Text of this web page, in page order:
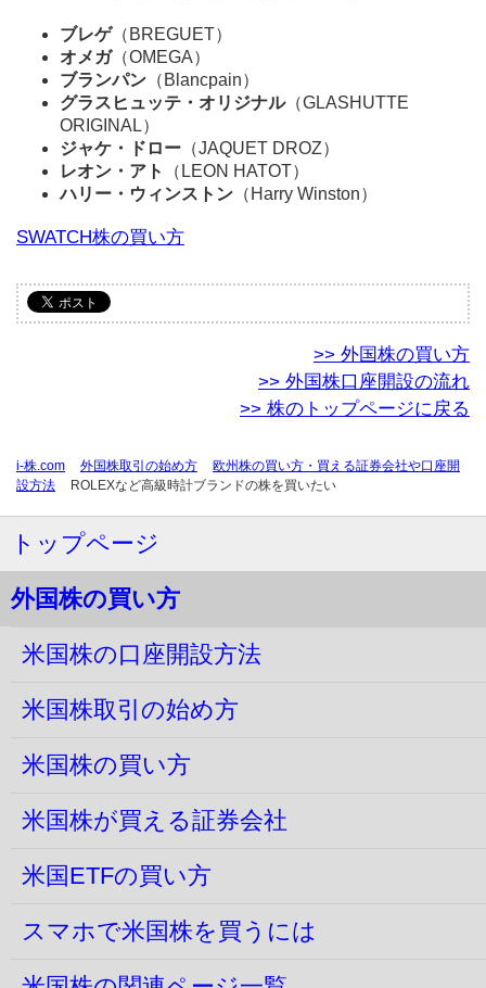
ブレゲ（BREGUET）
オメガ（OMEGA）
ブランパン （Blancpain）
グラスヒュッテ・オリジナル（GLASHUTTE
ORIGINAL）
ジャケ・ドロー （JAQUET DROZ）
レオン・アト
（LEON HATOT）
ハリー・ウィンストン （Harry Winston）
SWATCH株の買い方
>> 外国株の買い方
>> 外国株口座開設の流れ
>> 株のトップページに戻る
i-株.com 外国株取引の始め方
欧州株の買い方・買える証券会社や口座開
設方法
ROLEXなど高級時計ブランドの株を買いたい
トップページ
外国株の買い方
米国株の口座開設方法
米国株取引の始め方
米国株の買い方
米国株が買える証券会社
米国ETFの買い方
スマホで米国株を買うには